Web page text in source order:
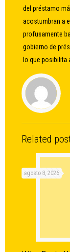
del préstamo
acostumbran a
profusamente
gobierno de
lo que posibilita
Related
agosto 8, 2026